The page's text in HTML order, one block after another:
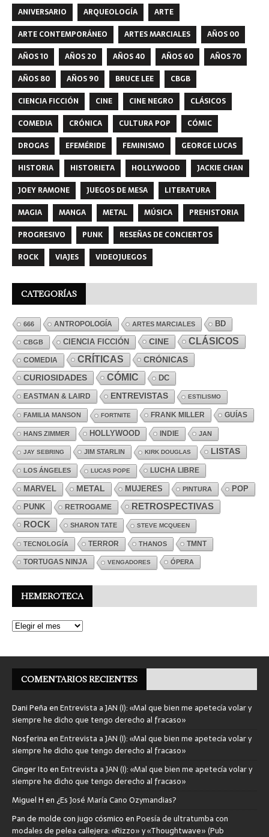
ANIVERSARIO ARQUEOLOGÍA
ARTE
ARTE CONTEMPORÁNEO
ARTES MARCIALES
AÑOS 00
AÑOS 10
AÑOS 20 AÑOS 40 AÑOS 60
AÑOS 70
AÑOS 80
AÑOS 90 BRUCE LEE
CBGB
CIENCIA FICCIÓN
CINE CINE NEGRO
CLÁSICOS
COMEDIA
CRÓNICA CULTURA POP
CÓMIC
DROGAS
EFEMÉRIDE FEMINISMO
GEORGE LUCAS
HISTORIA
HISTORIETA HOLLYWOOD
JACKIE CHAN
JOEY RAMONE
JUEGOS DE MESA
LITERATURA
MAGIA
MANGA METAL MÚSICA
PREHISTORIA
PROGRESIVO
PUNK
RESEÑAS DE CONCIERTOS
ROCK
VIAJES VIDEOJUEGOS
CATEGORÍAS
666 ANTROPOLOGÍA ARTES MARCIALES BD
CBGB CIENCIA FICCIÓN CINE CLÁSICOS
COMEDIA CRÍTICAS
CRÓNICAS
CURIOSIDADES
CÓMIC DC
EASTMAN & LAIRD ENTREVISTAS ESTILISMO
FAMILIA MANSON FORTNITE FRANK MILLER GUÍAS
HANS ZIMMER HOLLYWOOD INDIE JAN
JAY SEBRING JIM STARLIN KIRK DOUGLAS LISTAS
LOS ÁNGELES LUCAS POPE LUCHA LIBRE
MARVEL METAL MUJERES PINTURA POP
PUNK RETROGAME RETROSPECTIVAS
ROCK SHARON TATE STEVE MCQUEEN
TECNOLOGÍA TERROR THANOS TMNT
TORTUGAS NINJA VENGADORES ÓPERA
HEMEROTECA
COMENTARIOS RECIENTES
Dani PeñaenEntrevista a JAN (I): «Mal que bien me apetecía volar y
siempre he dicho que tengo derecho al fracaso»
NosferinaenEntrevista a JAN (I): «Mal que bien me apetecía volar y
siempre he dicho que tengo derecho al fracaso»
Ginger ItoenEntrevista a JAN (I): «Mal que bien me apetecía volar y
siempre he dicho que tengo derecho al fracaso»
Miguel Hen¿Es José María Cano Ozymandias?
Pan de molde con jugo cósmicoenPoesía de ultratumba con
modales de pelea callejera: «Rizzo» y «Thoughtwave» (Pub